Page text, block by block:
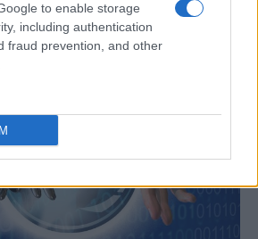
to enable storage
including authentication
fraud prevention, and other
el primer mensaje de texto…